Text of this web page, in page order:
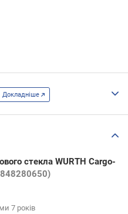
Докладніше
стекла WURTH Cargo-
7 років